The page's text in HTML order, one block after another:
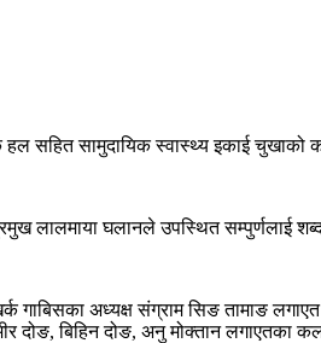
सहित सामुदायिक स्वास्थ्य इकाई चुखाको
लालमाया घलानले उपस्थित सम्पुर्णलाई
गाबिसका अध्यक्ष संग्राम सिङ तामाङ
दोङ, बिहिन दोङ, अनु मोक्तान लगाएतका